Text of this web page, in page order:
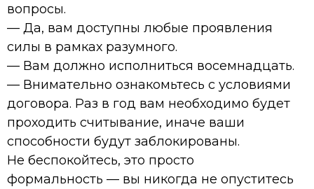
вопросы.
— Да, вам доступны любые проявления
силы в рамках разумного.
— Вам должно исполниться восемнадцать.
— Внимательно ознакомьтесь с условиями
договора. Раз в год вам необходимо будет
проходить считывание, иначе ваши
способности будут заблокированы.
Не беспокойтесь, это просто
формальность — вы никогда не опуститесь